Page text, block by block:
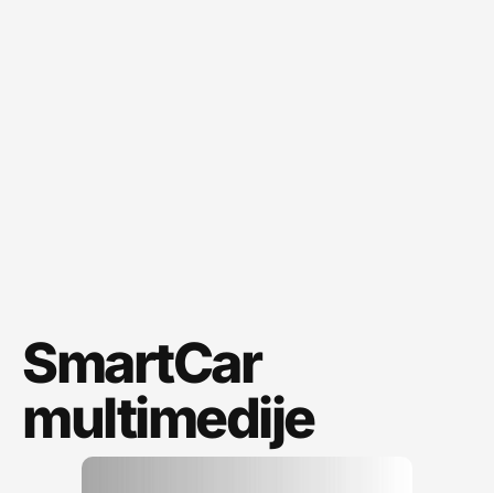
SmartCar
multimedije